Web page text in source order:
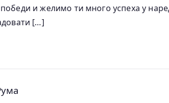
и желимо ти много успеха у
[…]